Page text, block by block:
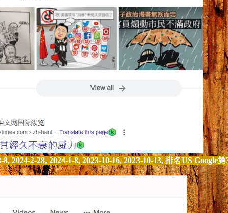
2024-2-28, 2024-1-8, 2023-10-16, 2023-10-13, 排名US Google第